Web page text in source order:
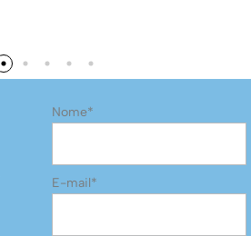
Nome*
E-mail*